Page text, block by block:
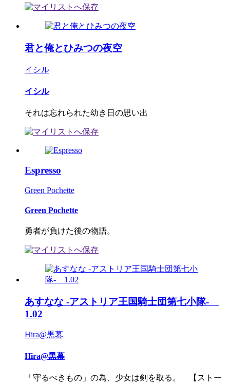
君と俺とひみつの夜空
イシル
イシル
それは忘れられた幼き日の思い出
Espresso
Green Pochette
Green Pochette
勇者が負けた後の物語。
あすなな -アストリア王国騎士団第七小隊-
1.02
Hira@黒幕
Hira@黒幕
「守るべきもの」の為、少女は剣を取る。 【ストー